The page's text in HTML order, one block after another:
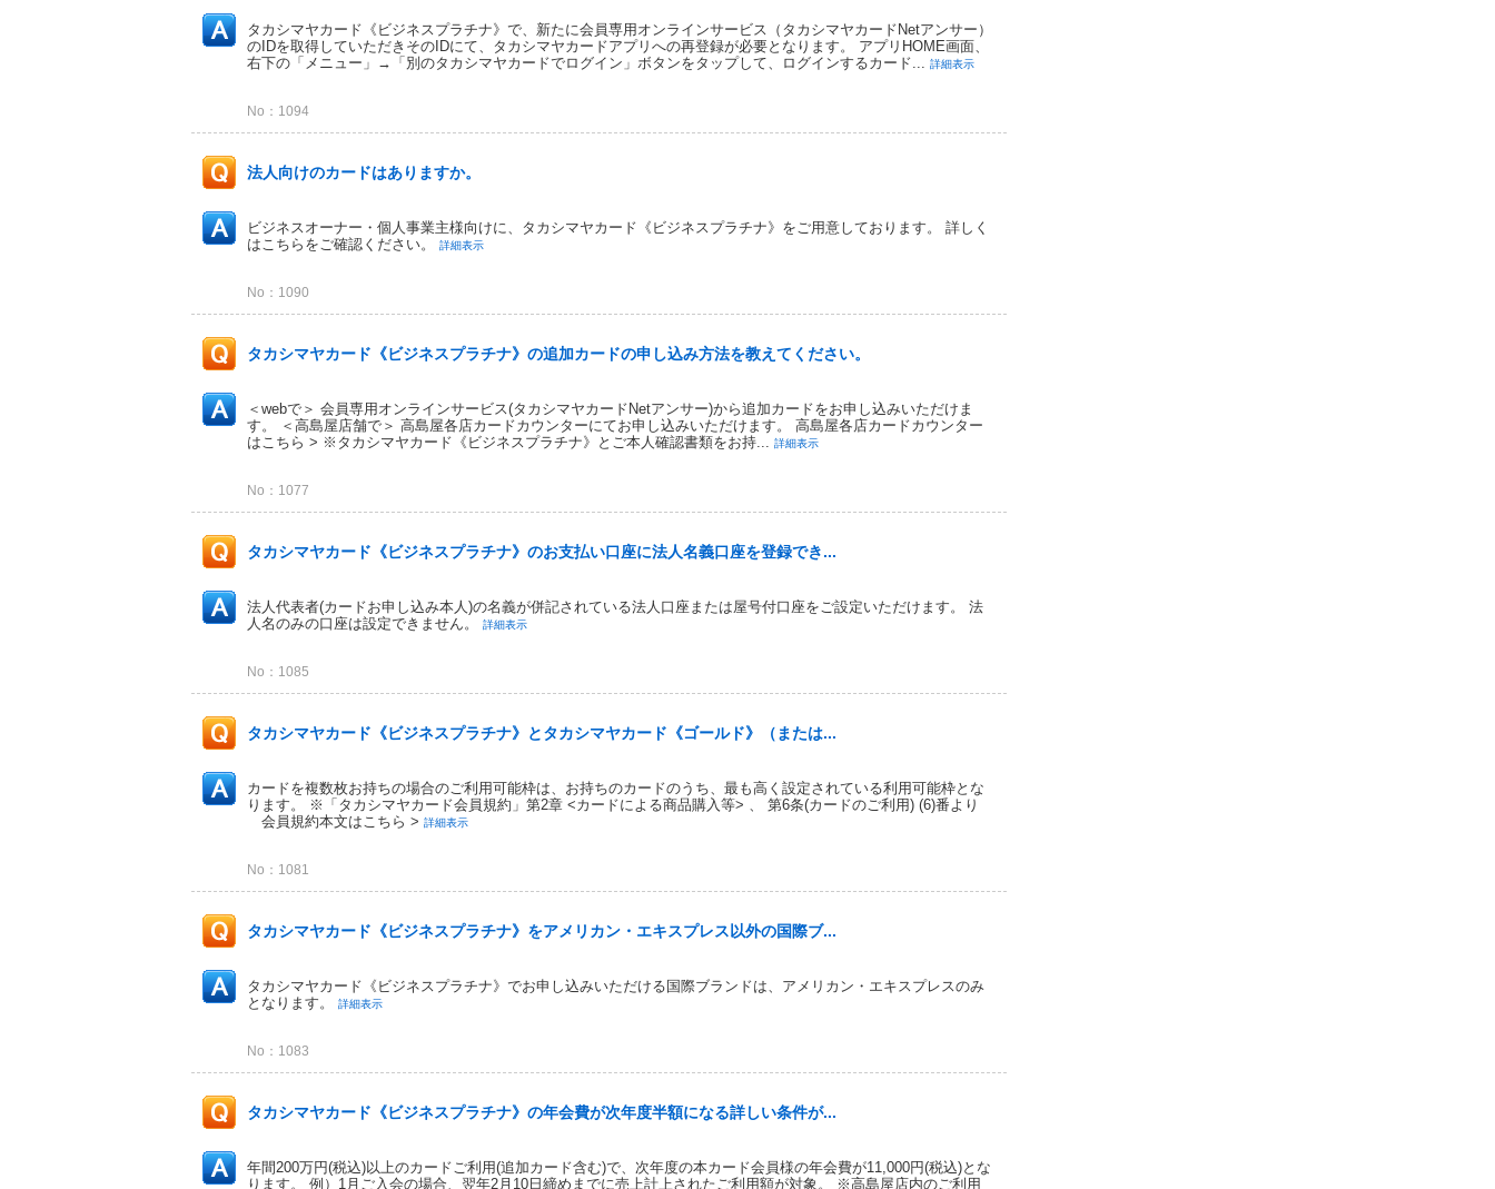
タカシマヤカード《ビジネスプラチナ》で、新たに会員専用オンラインサービス（タカシマヤカードNetアンサー）
のIDを取得していただきそのIDにて、タカシマヤカードアプリへの再登録が必要となります。 アプリHOME画面、
右下の「メニュー」→「別のタカシマヤカードでログイン」ボタンをタップして、ログインするカード... 詳細表示
No：1094
法人向けのカードはありますか。
ビジネスオーナー・個人事業主様向けに、タカシマヤカード《ビジネスプラチナ》をご用意しております。 詳しく
はこちらをご確認ください。
詳細表示
No：1090
タカシマヤカード《ビジネスプラチナ》の追加カードの申し込み方法を教えてください。
＜webで＞ 会員専用オンラインサービス(タカシマヤカードNetアンサー)から追加カードをお申し込みいただけま
す。 ＜高島屋店舗で＞ 高島屋各店カードカウンターにてお申し込みいただけます。 高島屋各店カードカウンター
はこちら > ※タカシマヤカード《ビジネスプラチナ》とご本人確認書類をお持... 詳細表示
No：1077
タカシマヤカード《ビジネスプラチナ》のお支払い口座に法人名義口座を登録でき...
法人代表者(カードお申し込み本人)の名義が併記されている法人口座または屋号付口座をご設定いただけます。 法
人名のみの口座は設定できません。
詳細表示
No：1085
タカシマヤカード《ビジネスプラチナ》とタカシマヤカード《ゴールド》（または...
カードを複数枚お持ちの場合のご利用可能枠は、お持ちのカードのうち、最も高く設定されている利用可能枠とな
ります。 ※「タカシマヤカード会員規約」第2章 <カードによる商品購入等> 、 第6条(カードのご利用) (6)番より
会員規約本文はこちら > 詳細表示
No：1081
タカシマヤカード《ビジネスプラチナ》をアメリカン・エキスプレス以外の国際ブ...
タカシマヤカード《ビジネスプラチナ》でお申し込みいただける国際ブランドは、アメリカン・エキスプレスのみ
となります。
詳細表示
No：1083
タカシマヤカード《ビジネスプラチナ》の年会費が次年度半額になる詳しい条件が...
年間200万円(税込)以上のカードご利用(追加カード含む)で、次年度の本カード会員様の年会費が11,000円(税込)とな
ります。 例）1月ご入会の場合、翌年2月10日締めまでに売上計上されたご利用額が対象。 ※高島屋店内のご利用